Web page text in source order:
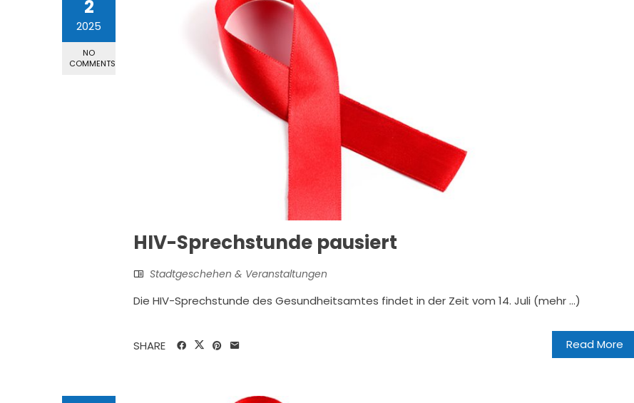
2
2025
NO
COMMENTS
HIV-Sprechstunde pausiert
Stadtgeschehen & Veranstaltungen
Die HIV-Sprechstunde des Gesundheitsamtes findet in der Zeit vom 14. Juli (mehr …)
Read More
SHARE